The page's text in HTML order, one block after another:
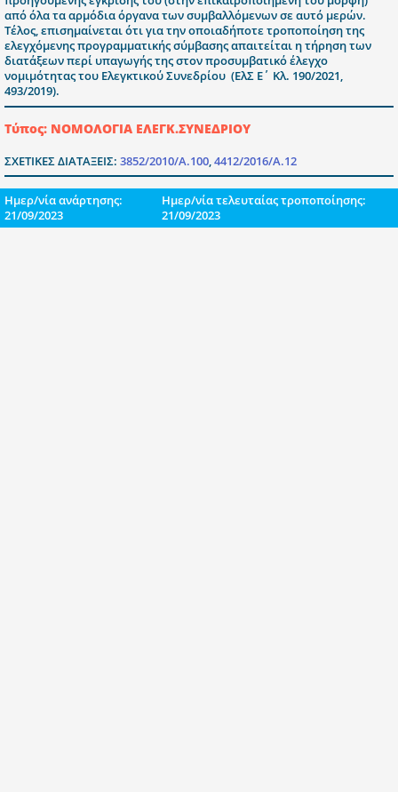
από όλα τα αρμόδια όργανα των συμβαλλόμενων σε αυτό μερών.
Τέλος, επισημαίνεται ότι για την οποιαδήποτε τροποποίηση της
ελεγχόμενης προγραμματικής σύμβασης απαιτείται η τήρηση των
διατάξεων περί υπαγωγής της στον προσυμβατικό έλεγχο
νομιμότητας του Ελεγκτικού Συνεδρίου (ΕλΣ Ε΄ Κλ. 190/2021,
493/2019).
Τύπος: ΝΟΜΟΛΟΓΙΑ ΕΛΕΓΚ.ΣΥΝΕΔΡΙΟΥ
ΣΧΕΤΙΚΕΣ ΔΙΑΤΑΞΕΙΣ: 3852/2010/Α.100 4412/2016/Α.12
Ημερ/νία ανάρτησης:
21/09/2023
Ημερ/νία τελευταίας τροποποίησης:
21/09/2023